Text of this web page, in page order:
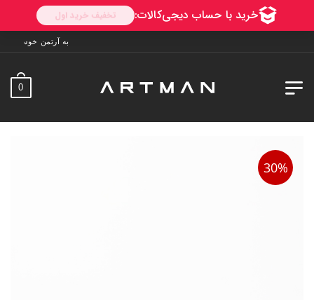
به آرتمن خوش آمدید. ارسال به سراسر ایران. 7
0
30%